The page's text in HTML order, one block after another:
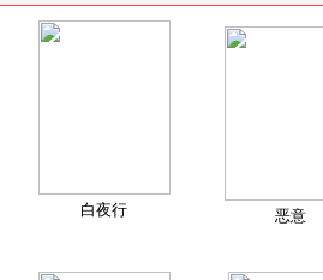
白夜行 恶意